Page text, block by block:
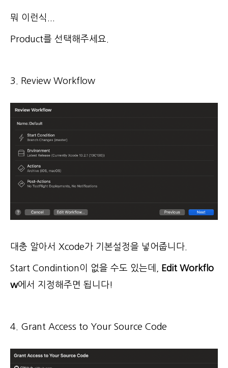
뭐 이런식...
Product를 선택해주세요.
3. Review Workflow
대충 알아서 Xcode가 기본설정을 넣어줍니다.
Start Condintion이 없을 수도 있는데,
Edit Workflo
w에서 지정해주면 됩니다!
4. Grant Access to Your Source Code